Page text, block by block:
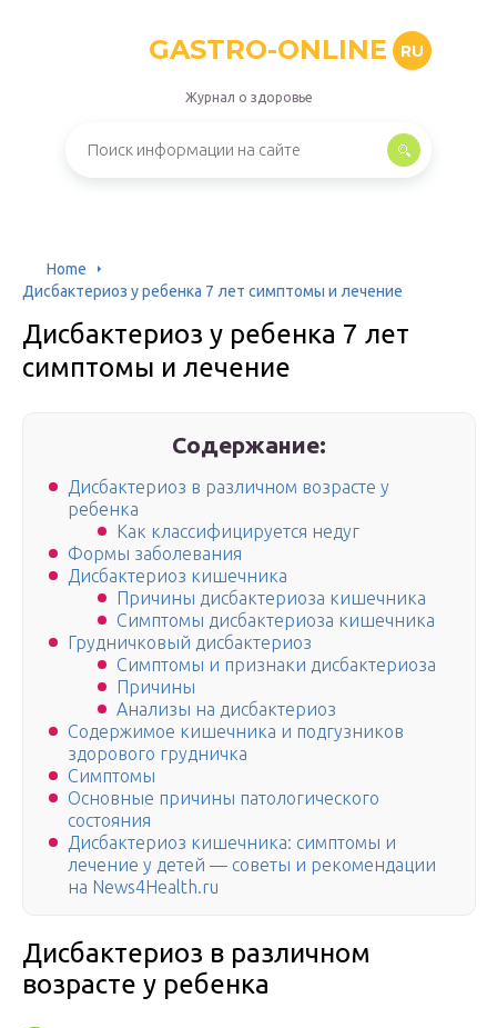
GASTRO-ONLINE RU
Журнал о здоровье
Home
Дисбактериоз у ребенка 7 лет симптомы и лечение
Дисбактериоз у ребенка 7 лет
симптомы и лечение
Содержание:
Дисбактериоз в различном возрасте у
ребенка
Как классифицируется недуг
Формы заболевания
Дисбактериоз кишечника
Причины дисбактериоза кишечника
Симптомы дисбактериоза кишечника
Грудничковый дисбактериоз
Симптомы и признаки дисбактериоза
Причины
Анализы на дисбактериоз
Содержимое кишечника и подгузников
здорового грудничка
Симптомы
Основные причины патологического
состояния
Дисбактериоз кишечника: симптомы и
лечение у детей — советы и рекомендации
на News4Health.ru
Дисбактериоз в различном
возрасте у ребенка